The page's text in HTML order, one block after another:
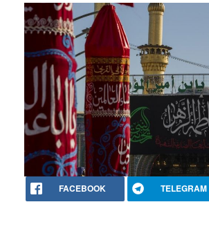
FACEBOOK TELEGRAM